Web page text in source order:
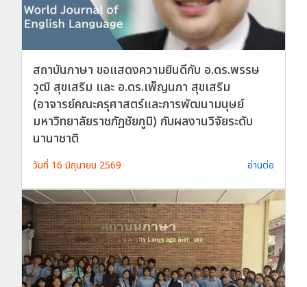
สถาบันภาษา ขอแสดงความยินดีกับ อ.ดร.พรรษ
วุฒิ สุขเสริม และ อ.ดร.เพ็ญนภา สุขเสริม
(อาจารย์คณะครุศาสตร์และการพัฒนามนุษย์
มหาวิทยาลัยราชภัฏชัยภูมิ) กับผลงานวิจัยระดับ
นานาชาติ
วันที่ 16 มิถุนายน 2569 อ่านต่อ